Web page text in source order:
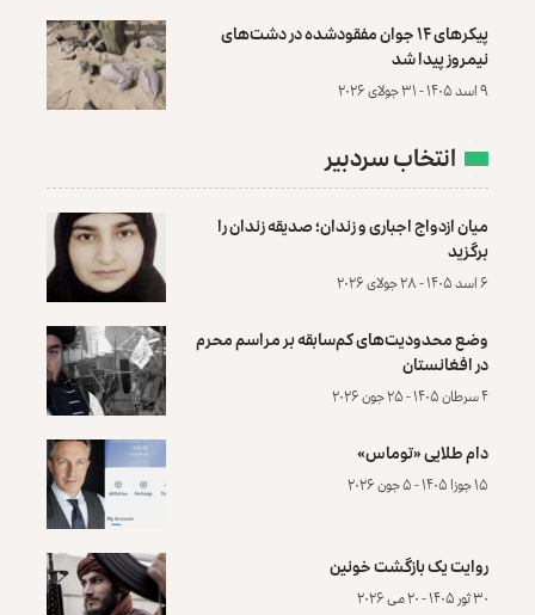
پیکرهای ۱۴ جوان مفقودشده در دشت‌های
نیمروز پیدا شد
۹ اسد ۱۴۰۵ - ۳۱ جولای ۲۰۲۶
انتخاب سردبیر
میان ازدواج اجباری و زندان؛ صدیقه زندان را
برگزید
۶ اسد ۱۴۰۵ - ۲۸ جولای ۲۰۲۶
وضع محدودیت‌های کم‌سابقه بر مراسم محرم
در افغانستان
۴ سرطان ۱۴۰۵ - ۲۵ جون ۲۰۲۶
دام طلایی «توماس»
۱۵ جوزا ۱۴۰۵ - ۵ جون ۲۰۲۶
روایت یک بازگشت خونین
۳۰ ثور ۱۴۰۵ - ۲۰ می ۲۰۲۶